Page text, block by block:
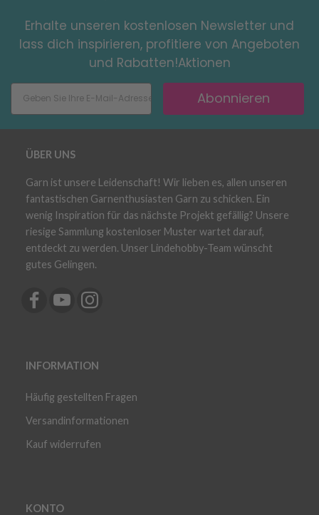
Erhalte unseren kostenlosen Newsletter und
lass dich inspirieren, profitiere von Angeboten
und Rabatten!Aktionen
Abonnieren
ÜBER UNS
Garn ist unsere Leidenschaft! Wir lieben es, allen unseren
fantastischen Garnenthusiasten Garn zu schicken. Ein
wenig Inspiration für das nächste Projekt gefällig? Unsere
riesige Sammlung kostenloser Muster wartet darauf,
entdeckt zu werden. Unser Lindehobby-Team wünscht
gutes Gelingen.
INFORMATION
Häufig gestellten Fragen
Versandinformationen
Kauf widerrufen
KONTO